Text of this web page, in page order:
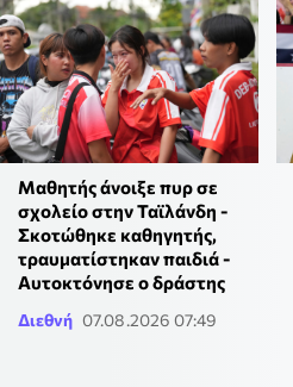
Μαθητής άνοιξε πυρ σε
σχολείο στην Ταϊλάνδη -
Σκοτώθηκε καθηγητής,
τραυματίστηκαν παιδιά -
Αυτοκτόνησε ο δράστης
Διεθνή 07.08.2026 07:49